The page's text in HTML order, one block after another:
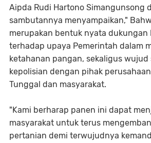
Aipda Rudi Hartono Simangunsong
sambutannya menyampaikan,"
merupakan bentuk nyata dukungan
terhadap upaya Pemerintah dalam
ketahanan pangan, sekaligus
kepolisian dengan pihak perusahaan
Tunggal dan masyarakat.
"Kami berharap panen ini dapat
masyarakat untuk terus
pertanian demi terwujudnya